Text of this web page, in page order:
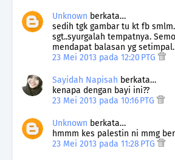
Unknown berkata…
sedih tgk gambar tu kt fb
sgt..syurgalah tempatnya.
mendapat balasan yg setimpal.
23 Mei 2013 pada 12:20 PTG
Sayidah Napisah berkata…
kenapa dengan bayi ini??
23 Mei 2013 pada 10:16 PTG
Unknown berkata…
hmmm kes palestin ni mmg
23 Mei 2013 pada 11:28 PTG